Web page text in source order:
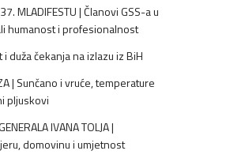
MLADIFESTU | Članovi GSS-a u
humanost i profesionalnost
duža čekanja na izlazu iz BiH
| Sunčano i vruće, temperature
pljuskovi
IVANA TOLJA |
domovinu i umjetnost